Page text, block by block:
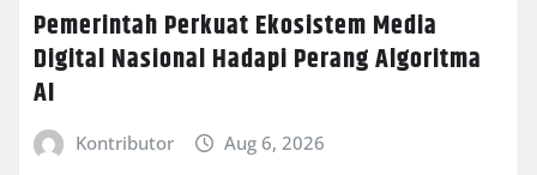
Pemerintah Perkuat Ekosistem Media
Digital Nasional Hadapi Perang Algoritma
AI
Kontributor Aug 6, 2026